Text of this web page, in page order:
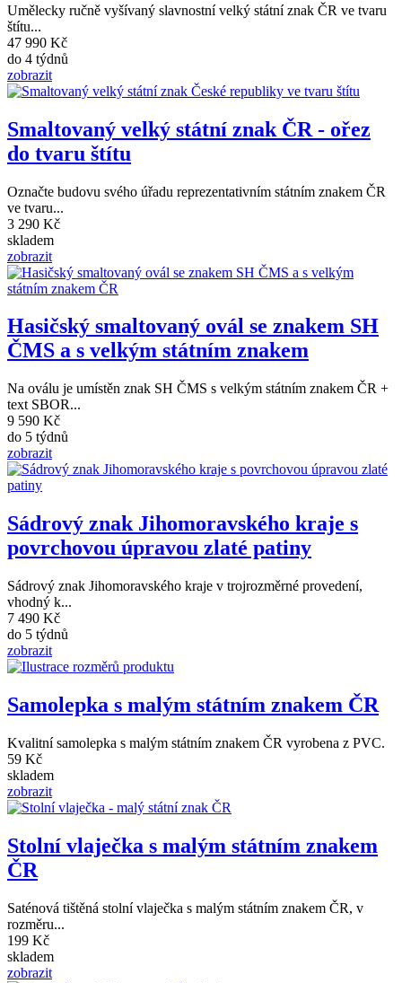
Umělecky ručně vyšívaný slavnostní velký státní znak ČR ve tvaru
štítu...
47 990 Kč
do 4 týdnů
zobrazit
Smaltovaný velký státní znak ČR - ořez
do tvaru štítu
Označte budovu svého úřadu reprezentativním státním znakem ČR
ve tvaru...
3 290 Kč
skladem
zobrazit
Hasičský smaltovaný ovál se znakem SH
ČMS a s velkým státním znakem
Na oválu je umístěn znak SH ČMS s velkým státním znakem ČR +
text SBOR...
9 590 Kč
do 5 týdnů
zobrazit
Sádrový znak Jihomoravského kraje s
povrchovou úpravou zlaté patiny
Sádrový znak Jihomoravského kraje v trojrozměrné provedení,
vhodný k...
7 490 Kč
do 5 týdnů
zobrazit
Samolepka s malým státním znakem ČR
Kvalitní samolepka s malým státním znakem ČR vyrobena z PVC.
59 Kč
skladem
zobrazit
Stolní vlaječka s malým státním znakem
ČR
Saténová tištěná stolní vlaječka s malým státním znakem ČR, v
rozměru...
199 Kč
skladem
zobrazit